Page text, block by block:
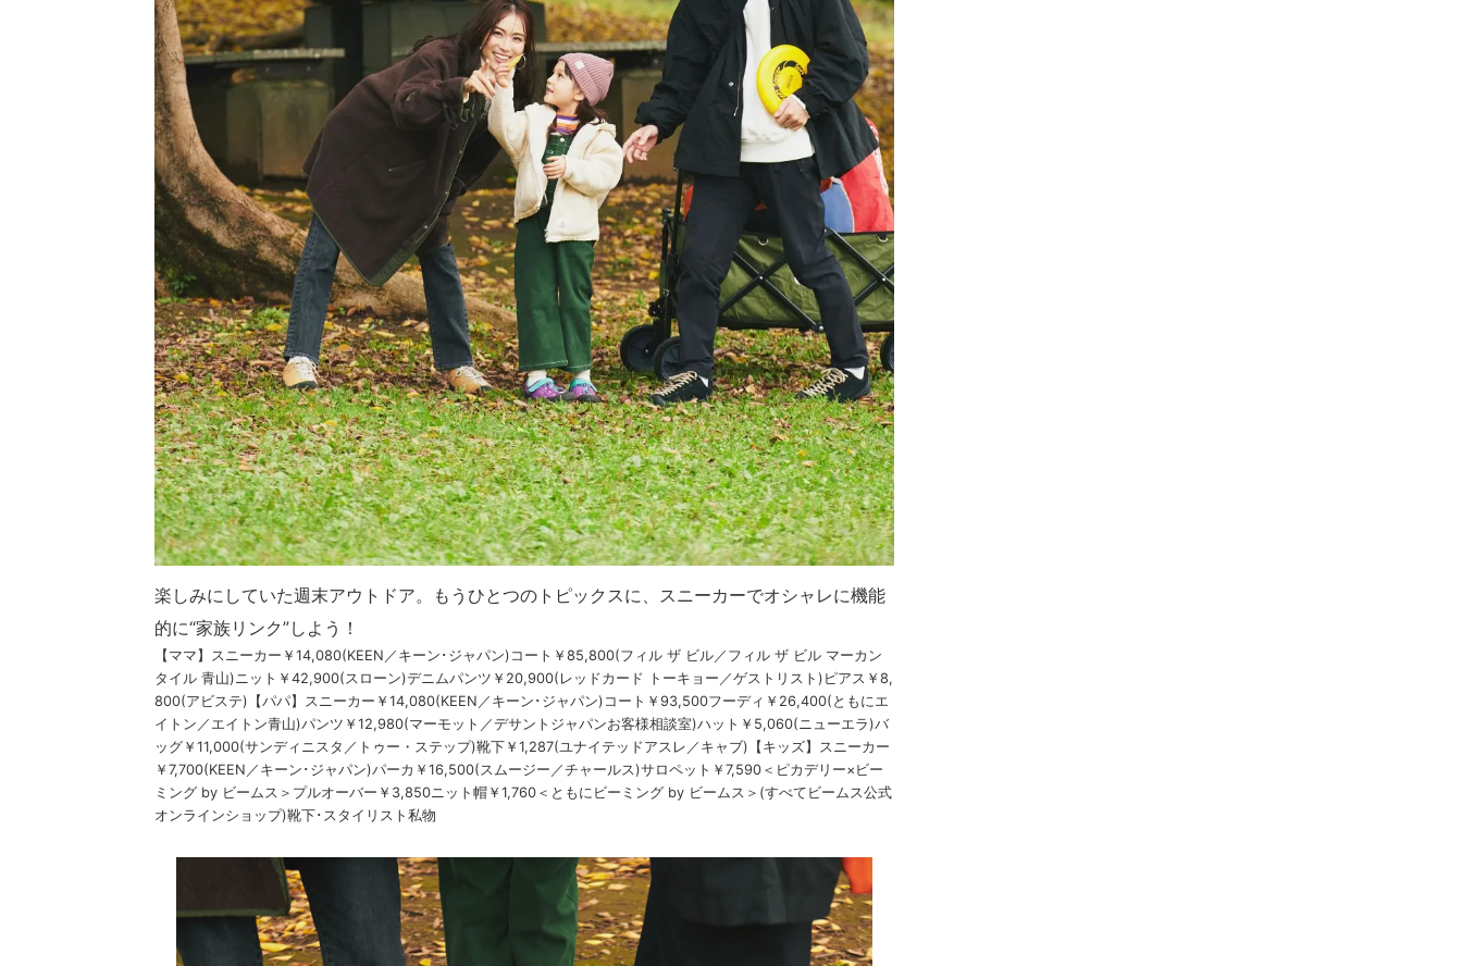
楽しみにしていた週末アウトドア。もうひとつのトピックスに、スニーカーでオシャレに機能
的に“家族リンク”しよう！
【ママ】スニーカー￥14,080(KEEN／キーン･ジャパン)コート￥85,800(フィル ザ ビル／フィル ザ ビル マーカン
タイル 青山)ニット￥42,900(スローン)デニムパンツ￥20,900(レッドカード トーキョー／ゲストリスト)ピアス￥8,
800(アビステ)【パパ】スニーカー￥14,080(KEEN／キーン･ジャパン)コート￥93,500フーディ￥26,400(ともにエ
イトン／エイトン青山)パンツ￥12,980(マーモット／デサントジャパンお客様相談室)ハット￥5,060(ニューエラ)バ
ッグ￥11,000(サンディニスタ／トゥー・ステップ)靴下￥1,287(ユナイテッドアスレ／キャブ)【キッズ】スニーカー
￥7,700(KEEN／キーン･ジャパン)パーカ￥16,500(スムージー／チャールス)サロペット￥7,590＜ピカデリー×ビー
ミング by ビームス＞プルオーバー￥3,850ニット帽￥1,760＜ともにビーミング by ビームス＞(すべてビームス公式
オンラインショップ)靴下･スタイリスト私物